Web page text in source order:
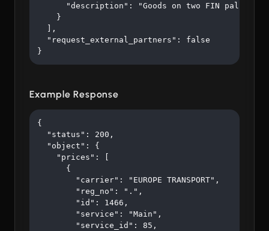
      "description": "Goods on two FIN pallets"
    }
  ],
  "request_external_partners": false
}
Example Response
{
  "status": 200,
  "object": {
    "prices": [
      {
        "carrier": "EUROPE TRANSPORT",
        "reg_no": ".",
        "id": 1466,
        "service": "Main",
        "service_id": 85,